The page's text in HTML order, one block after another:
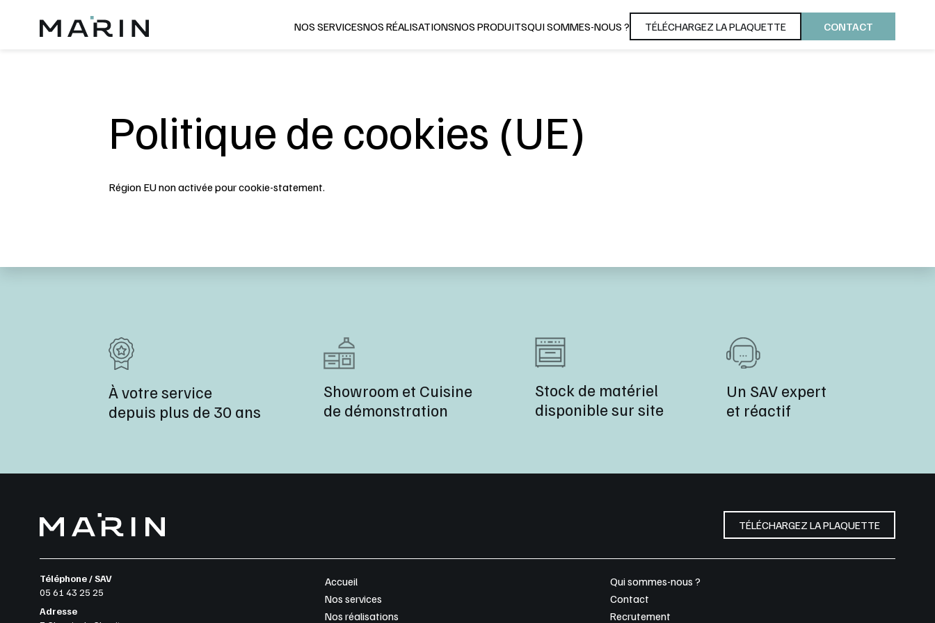
NOS SERVICESNOS RÉALISATIONSNOS PRODUITSQUI SOMMES-NOUS ? TÉLÉCHARGEZ LA PLAQUETTE CONTACT
Politique de cookies (UE)
Région EU non activée pour cookie-statement.
À votre service
depuis plus de 30 ans
Showroom et Cuisine
de démonstration
Stock de matériel
disponible sur site
Un SAV expert
et réactif
TÉLÉCHARGEZ LA PLAQUETTE
Téléphone / SAV
05 61 43 25 25
Adresse
Accueil
Nos services
Nos réalisations
Qui sommes-nous ?
Contact
Recrutement